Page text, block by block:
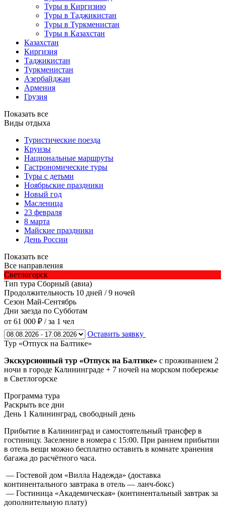
Туры в Киргизию
Туры в Таджикистан
Туры в Туркменистан
Туры в Казахстан
Казахстан
Киргизия
Таджикистан
Туркменистан
Азербайджан
Армения
Грузия
Показать все
Виды отдыха
Туристические поезда
Круизы
Национальные маршруты
Гастрономические туры
Туры с детьми
Ноябрьские праздники
Новый год
Масленица
23 февраля
8 марта
Майские праздники
День России
Показать все
Все направления
Светлогорск
Тип тура Сборный (авиа)
Продолжительность 10 дней / 9 ночей
Сезон Май-Сентябрь
Дни заезда по Субботам
от 61 000 ₽ / за 1 чел
Оставить заявку
Тур «Отпуск на Балтике»
Экскурсионный тур «Отпуск на Балтике» с проживанием 2
ночи в городе Калининграде + 7 ночей на морском побережье
в Светлогорске
Программа тура
Раскрыть все дни
День 1 Калининград, свободный день
Прибытие в Калининград и самостоятельный трансфер в
гостиницу. Заселение в номера с 15:00. При раннем прибытии
в отель вещи можно бесплатно оставить в комнате хранения
багажа до расчётного часа.
— Гостевой дом «Вилла Надежда» (доставка
континентального завтрака в отель — ланч-бокс)
— Гостиница «Академическая» (континентальный завтрак за
дополнительную плату)